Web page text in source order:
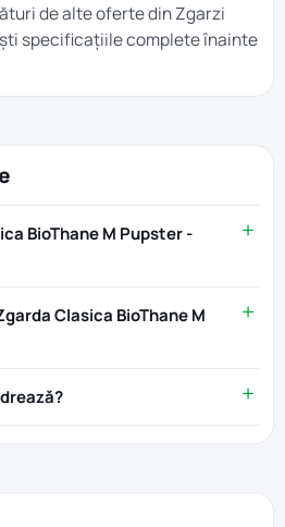
de alte oferte dinZgarzi
specificațiile complete înainte
BioThane M Pupster -
Clasica BioThane M